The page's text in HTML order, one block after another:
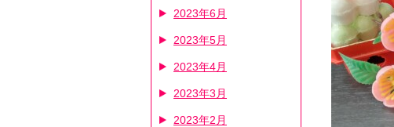
2023年6月
2023年5月
2023年4月
2023年3月
2023年2月